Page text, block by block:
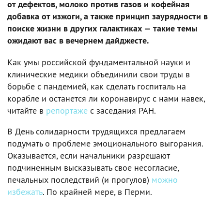
от дефектов, молоко против газов и кофейная
добавка от изжоги, а также принцип заурядности в
поиске жизни в других галактиках — такие темы
ожидают вас в вечернем дайджесте.
Как умы российской фундаментальной науки и
клинические медики объединили свои труды в
борьбе с пандемией, как сделать госпиталь на
корабле и останется ли коронавирус с нами навек,
читайте в репортаже с заседания РАН.
В День солидарности трудящихся предлагаем
подумать о проблеме эмоционального выгорания.
Оказывается, если начальники разрешают
подчиненным высказывать свое несогласие,
печальных последствий (и прогулов) можно
избежать. По крайней мере, в Перми.